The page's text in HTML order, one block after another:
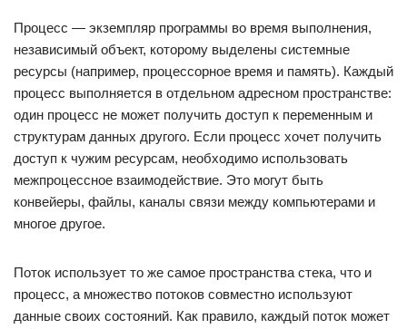
Процесс — экземпляр программы во время выполнения,
независимый объект, которому выделены системные
ресурсы (например, процессорное время и память). Каждый
процесс выполняется в отдельном адресном пространстве:
один процесс не может получить доступ к переменным и
структурам данных другого. Если процесс хочет получить
доступ к чужим ресурсам, необходимо использовать
межпроцессное взаимодействие. Это могут быть
конвейеры, файлы, каналы связи между компьютерами и
многое другое.
Поток использует то же самое пространства стека, что и
процесс, а множество потоков совместно используют
данные своих состояний. Как правило, каждый поток может